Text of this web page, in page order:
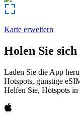
Karte erweitern
Holen Sie
Laden Sie die App
Hotspots, günstige
Helfen Sie, Hotspots